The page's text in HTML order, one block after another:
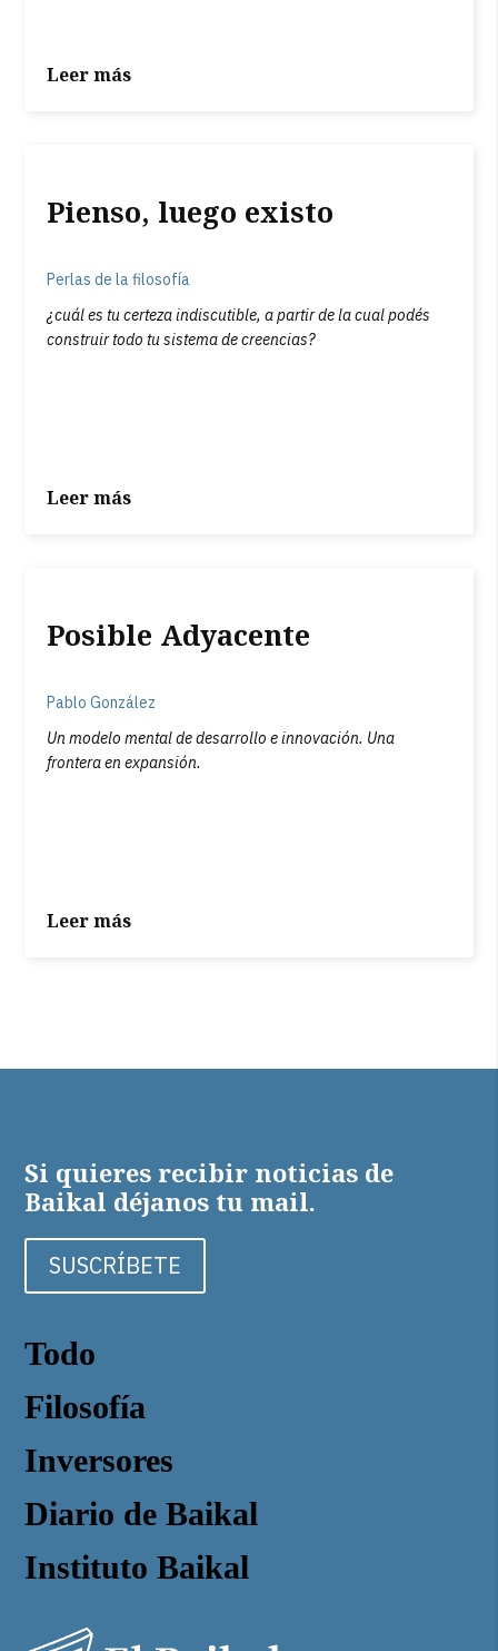
Leer más
Pienso, luego existo
Perlas de la filosofía
¿cuál es tu certeza indiscutible, a partir de la cual podés
construir todo tu sistema de creencias?
Leer más
Posible Adyacente
Pablo González
Un modelo mental de desarrollo e innovación. Una
frontera en expansión.
Leer más
Todo
Filosofía
Inversores
Diario de Baikal
Instituto Baikal
Si quieres recibir noticias de
Baikal déjanos tu mail.
SUSCRÍBETE